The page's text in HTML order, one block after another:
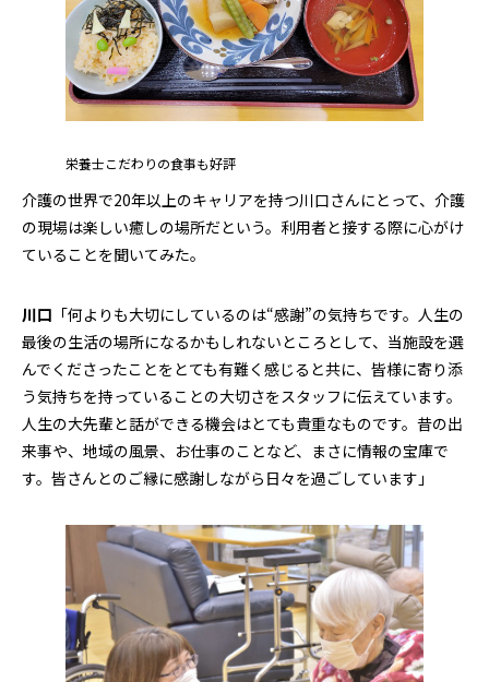
栄養士こだわりの食事も好評
介護の世界で20年以上のキャリアを持つ川口さんにとって、介護
の現場は楽しい癒しの場所だという。利用者と接する際に心がけ
ていることを聞いてみた。
川口 「何よりも大切にしているのは“感謝”の気持ちです。人生の
最後の生活の場所になるかもしれないところとして、当施設を選
んでくださったことをとても有難く感じると共に、皆様に寄り添
う気持ちを持っていることの大切さをスタッフに伝えています。
人生の大先輩と話ができる機会はとても貴重なものです。昔の出
来事や、地域の風景、お仕事のことなど、まさに情報の宝庫で
す。皆さんとのご縁に感謝しながら日々を過ごしています」